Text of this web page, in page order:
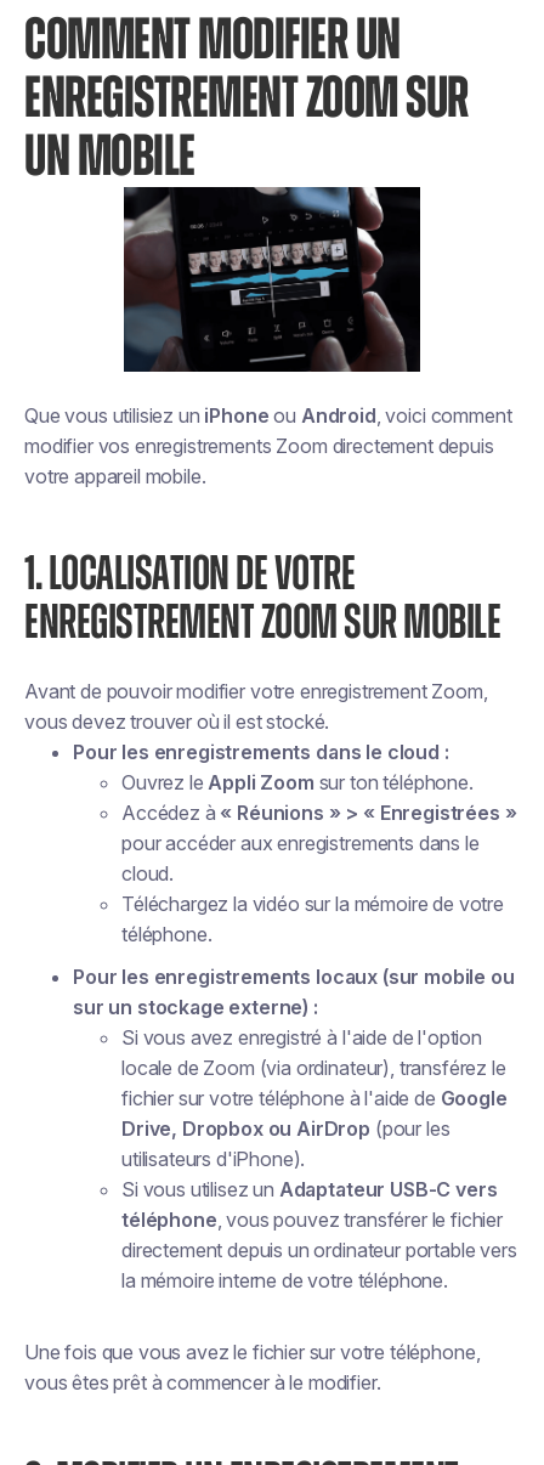
COMMENT MODIFIER UN
ENREGISTREMENT ZOOM SUR
UN MOBILE
Que vous utilisiez un iPhone ou Android, voici comment
modifier vos enregistrements Zoom directement depuis
votre appareil mobile.
1. LOCALISATION DE VOTRE
ENREGISTREMENT ZOOM SUR MOBILE
Avant de pouvoir modifier votre enregistrement Zoom,
vous devez trouver où il est stocké.
Pour les enregistrements dans le cloud :
Ouvrez leAppli Zoom sur ton téléphone.
Accédez à « Réunions » > « Enregistrées »
pour accéder aux enregistrements dans le
cloud.
Téléchargez la vidéo sur la mémoire de votre
téléphone.
Pour les enregistrements locaux (sur mobile ou
sur un stockage externe) :
Si vous avez enregistré à l'aide de l'option
locale de Zoom (via ordinateur), transférez le
fichier sur votre téléphone à l'aide de Google
Drive, Dropbox ou AirDrop (pour les
utilisateurs d'iPhone).
Si vous utilisez un Adaptateur USB-C vers
téléphone, vous pouvez transférer le fichier
directement depuis un ordinateur portable vers
la mémoire interne de votre téléphone.
Une fois que vous avez le fichier sur votre téléphone,
vous êtes prêt à commencer à le modifier.